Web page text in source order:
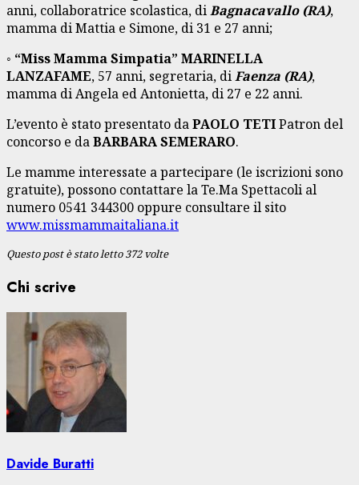
anni, collaboratrice scolastica, diBagnacavallo (RA),
mamma di Mattia e Simone, di 31 e 27 anni;
◦ “Miss Mamma Simpatia” MARINELLA
LANZAFAME, 57 anni, segretaria, diFaenza (RA),
mamma di Angela ed Antonietta, di 27 e 22 anni.
L’evento è stato presentato daPAOLO TETIPatron del
concorso e daBARBARA SEMERARO.
Le mamme interessate a partecipare (le iscrizioni sono
gratuite), possono contattare la Te.Ma Spettacoli al
numero 0541 344300 oppure consultare il sito
www.missmammaitaliana.it
Questo post è stato letto 372 volte
Chi scrive
Davide Buratti